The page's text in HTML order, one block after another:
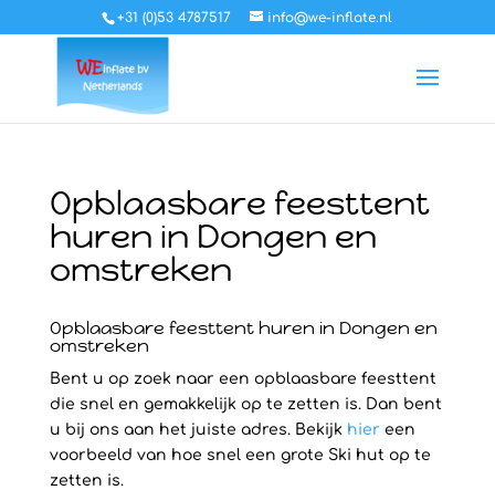
+31 (0)53 4787517 info@we-inflate.nl
Opblaasbare feesttent
huren in Dongen en
omstreken
Opblaasbare feesttent huren in Dongen en
omstreken
Bent u op zoek naar een opblaasbare feesttent
die snel en gemakkelijk op te zetten is. Dan bent
u bij ons aan het juiste adres. Bekijk hier een
voorbeeld van hoe snel een grote Ski hut op te
zetten is.